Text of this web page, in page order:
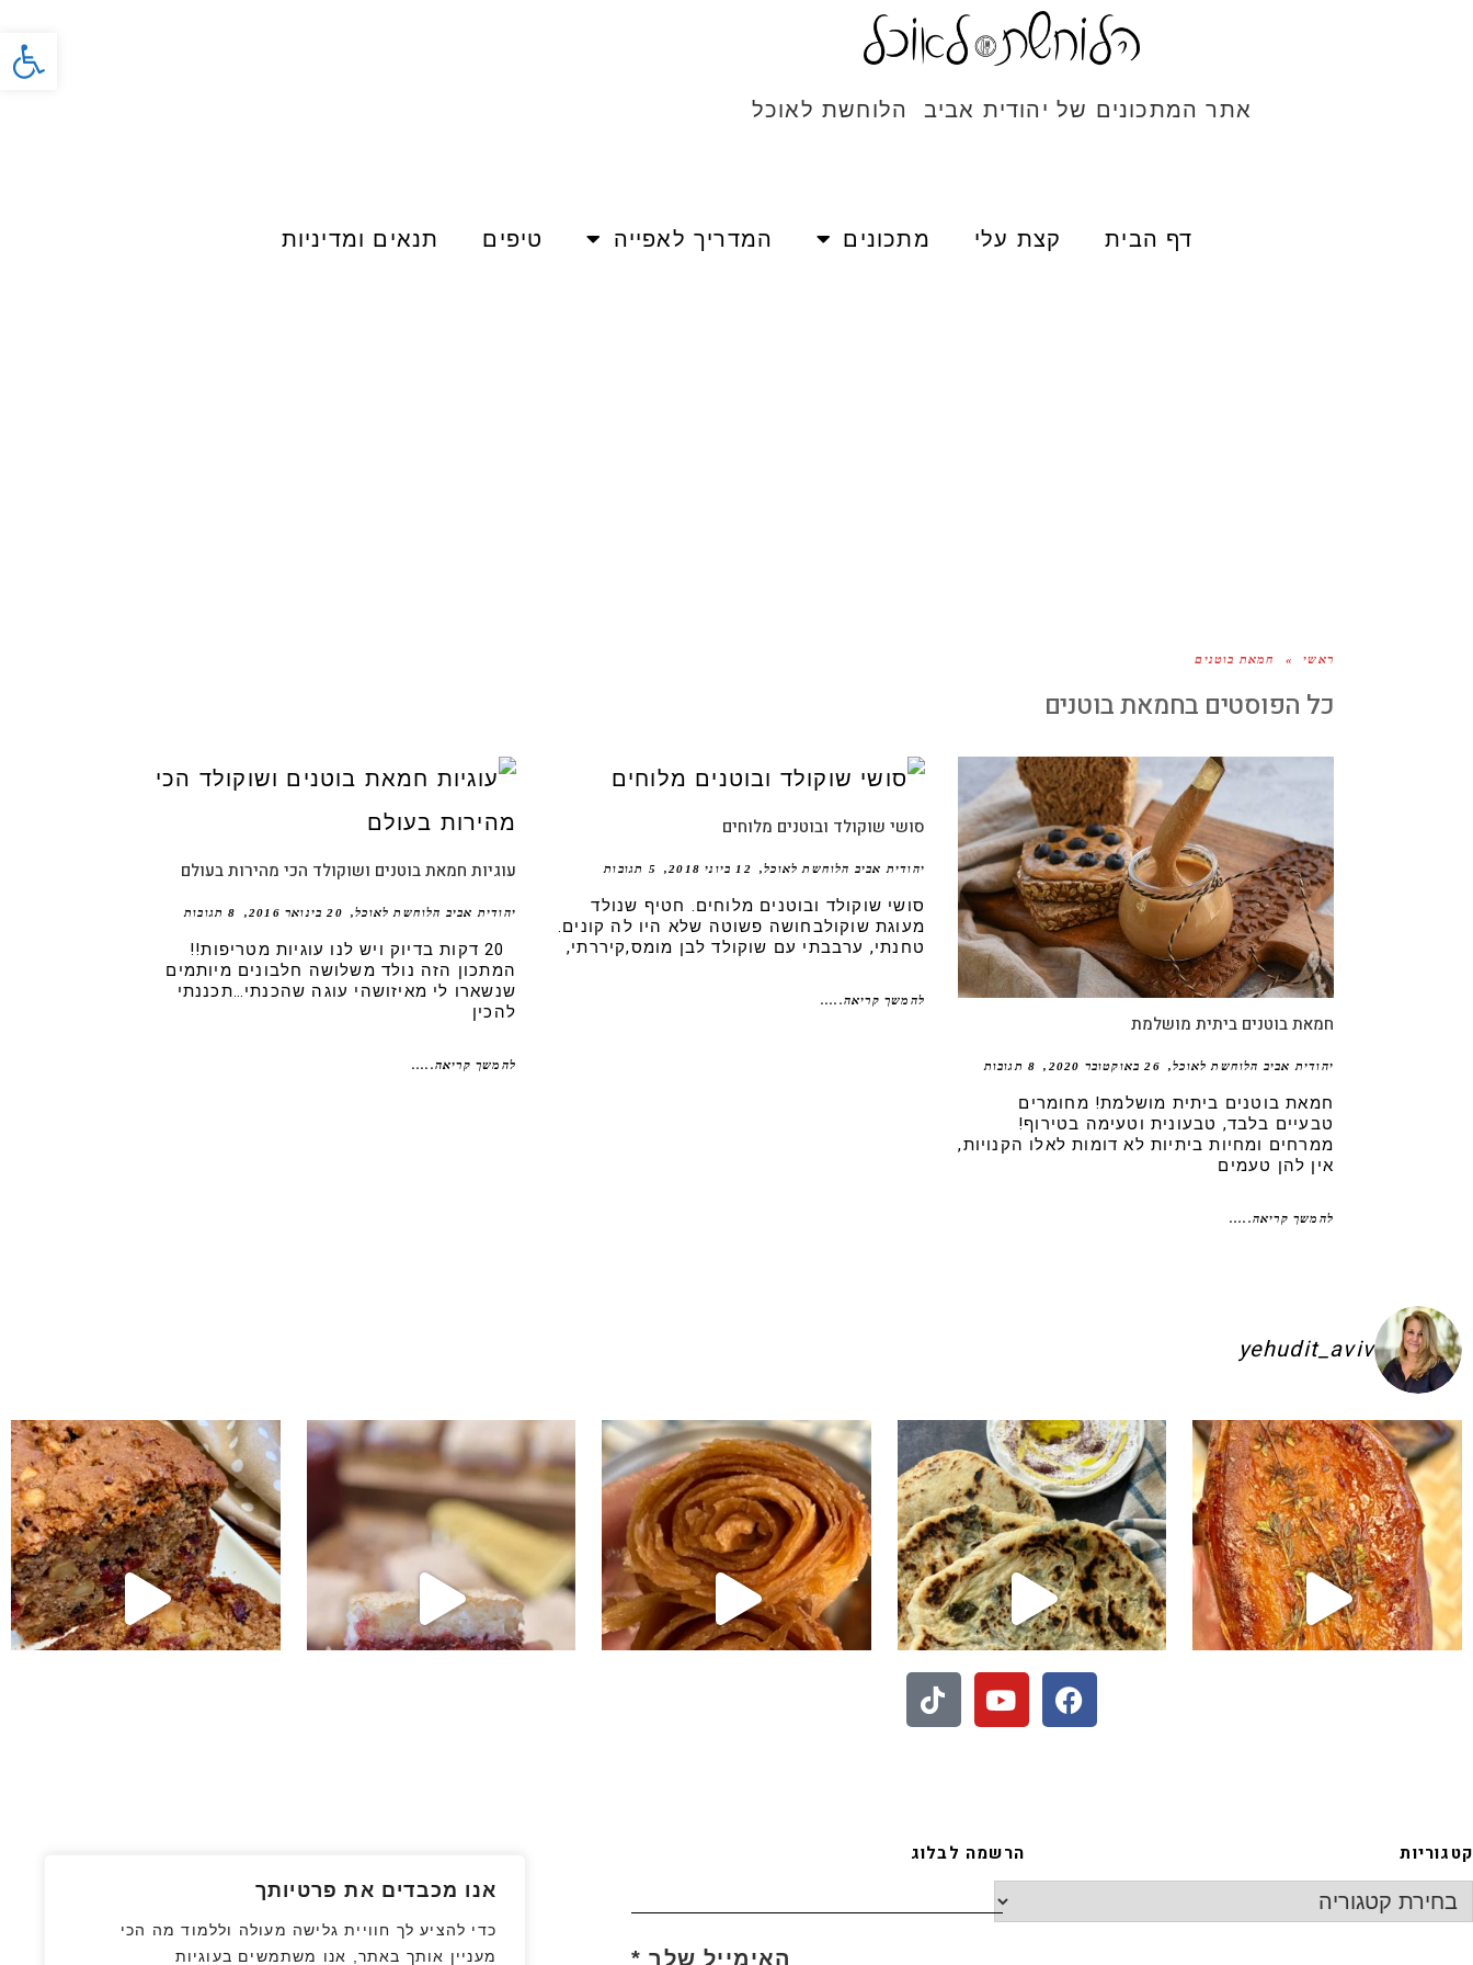
פתח
אנו מכבדים את פרטיותך
כדי להציע לך חוויית גלישה מעולה וללמוד מה הכי
מעניין אותך באתר, אנו משתמשים בעוגיות
אתר המתכונים של יהודית אביב הלוחשת לאוכל
דף הבית קצת עלי מתכונים המדריך לאפייה טיפים תנאים ומדיניות
ראשי » חמאת בוטנים
כל הפוסטים בחמאת בוטנים
חמאת בוטנים ביתית מושלמת
יהודית אביב הלוחשת לאוכל 26 באוקטובר 2020 8 תגובות
חמאת בוטנים ביתית מושלמת! מחומרים
טבעיים בלבד, טבעונית וטעימה בטירוף!
ממרחים ומחיות ביתיות לא דומות לאלו הקנויות,
אין להן טעמים
להמשך קריאה.....
סושי שוקולד ובוטנים מלוחים
יהודית אביב הלוחשת לאוכל 12 ביוני 2018 5 תגובות
סושי שוקולד ובוטנים מלוחים. חטיף שנולד
מעוגת שוקולבחושה פשוטה שלא היו לה קונים.
טחנתי, ערבבתי עם שוקולד לבן מומס,קיררתי,
להמשך קריאה.....
עוגיות חמאת בוטנים ושוקולד הכי מהירות בעולם
יהודית אביב הלוחשת לאוכל 20 בינואר 2016 8 תגובות
20 דקות בדיוק ויש לנו עוגיות מטריפות!!
המתכון הזה נולד משלושה חלבונים מיותמים
שנשארו לי מאיזושהי עוגה שהכנתי…תכננתי
להכין
להמשך קריאה.....
yehudit_aviv
להשקיע בפיתות היסטריות
ג׳חנון תימני אמיתי!! ולא רק בעיני הוא הכי טעים שישלכל חובבי הקוקוס קומו להכין - חיתוכיות ריבה וקוקוס
גם אם אתם צמים מחר וגם אם לא- תכינו אותה!! קערה וכ
קטגוריות הרשמה לבלוג
האימייל שלך *